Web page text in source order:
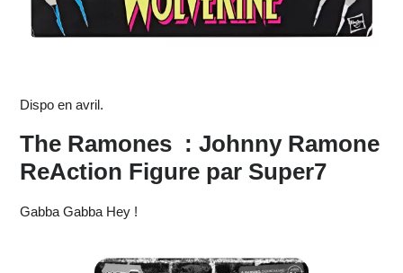
Dispo en avril.
The Ramones : Johnny Ramone
ReAction Figure par Super7
Gabba Gabba Hey !